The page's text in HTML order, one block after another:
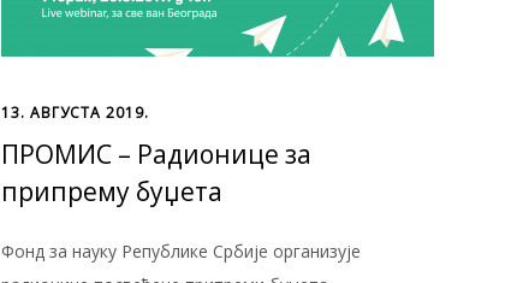
13. АВГУСТА 2019.
ПРОМИС – Радионице за
припрему буџета
Фонд за науку Републике Србије организује